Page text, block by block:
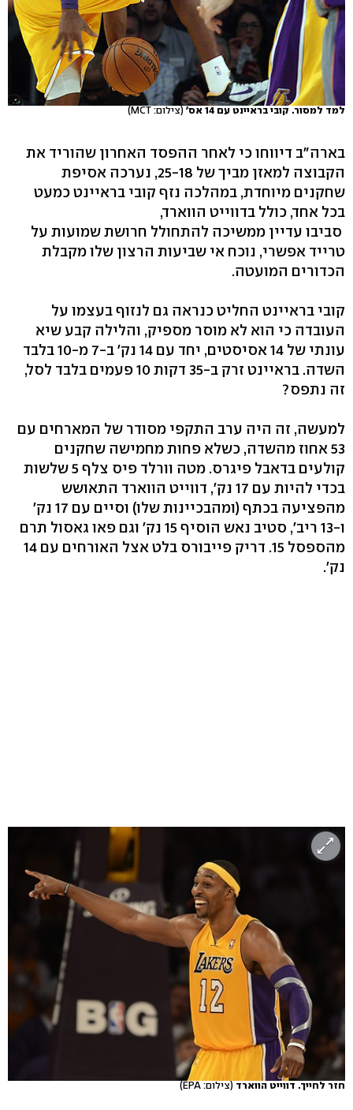
למד למסור. קובי בראיינט עם 14 אס' (צילום: MCT)
בארה"ב דיווחו כי לאחר ההפסד האחרון שהוריד את
הקבוצה למאזן מביך של 25-18, נערכה אסיפת
שחקנים מיוחדת, במהלכה נזף קובי בראיינט כמעט
בכל אחד, כולל בדווייט הווארד,
סביבו עדיין ממשיכה להתחולל חרושת שמועות על
טרייד אפשרי, נוכח אי שביעות הרצון שלו מקבלת
הכדורים המועטה.
קובי בראיינט החליט כנראה גם לנזוף בעצמו על
העובדה כי הוא לא מוסר מספיק, והלילה קבע שיא
עונתי של 14 אסיסטים, יחד עם 14 נק' ב-7 מ-10 בלבד
השדה. בראיינט זרק ב-35 דקות 10 פעמים בלבד לסל,
זה נתפס?
למעשה, זה היה ערב התקפי מסודר של המארחים עם
53 אחוז מהשדה, כשלא פחות מחמישה שחקנים
קולעים בדאבל פיגרס. מטה וורלד פיס צלף 5 שלשות
בכדי להיות עם 17 נק', דווייט הווארד התאושש
מהפציעה בכתף (ומהבכיינות שלו) וסיים עם 17 נק'
ו-13 ריב', סטיב נאש הוסיף 15 נק' וגם פאו גאסול תרם
מהספסל 15. דריק פייבורס בלט אצל האורחים עם 14
נק'.
חזר לחייך. דווייט הווארד (צילום: EPA)